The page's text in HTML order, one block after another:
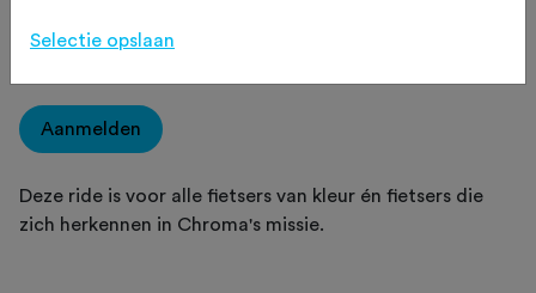
Snelheid: 22-28 km/u afhankelijk van de snelheid van de
Aanmelden
Deze ride is voor alle fietsers van kleur én fietsers die
zich herkennen in Chroma's missie.
Selectie opslaan